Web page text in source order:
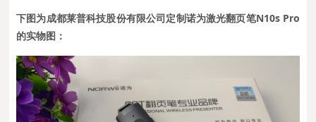
下图为成都莱普科技股份有限公司定制诺为激光翻页笔N10s Pro
的实物图：